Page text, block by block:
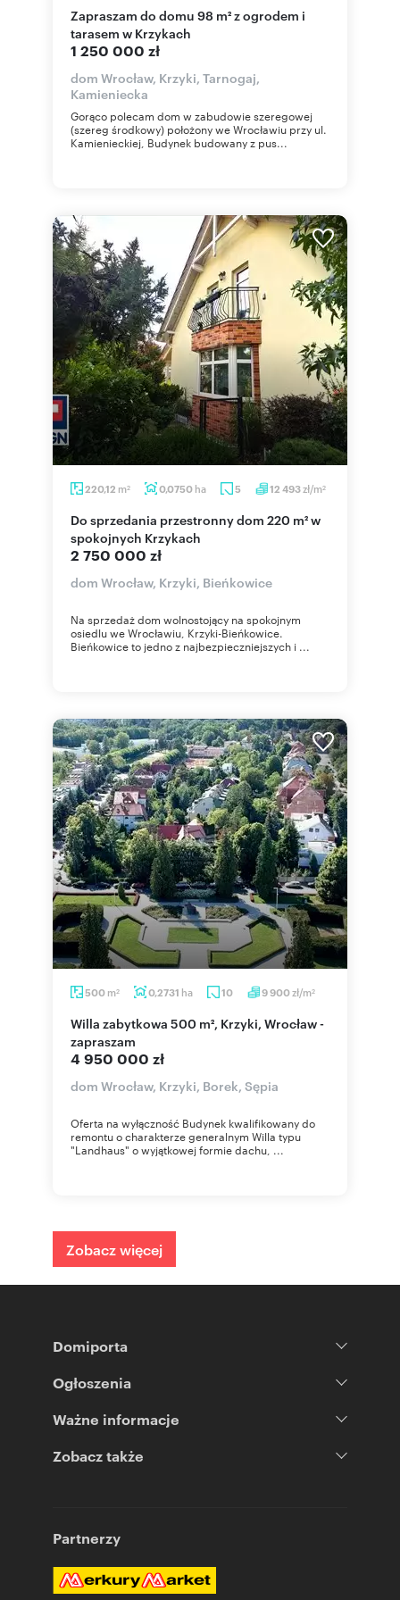
Zapraszam do domu 98 m² z ogrodem i
tarasem w Krzykach
1 250 000 zł
dom Wrocław, Krzyki, Tarnogaj,
Kamieniecka
Gorąco polecam dom w zabudowie szeregowej
(szereg środkowy) położony we Wrocławiu przy ul.
Kamienieckiej, Budynek budowany z pus...
220,12 m2 0,0750 ha 5 12 493zł/m2
Do sprzedania przestronny dom 220 m² w
spokojnych Krzykach
2 750 000 zł
dom Wrocław, Krzyki, Bieńkowice
Na sprzedaż dom wolnostojący na spokojnym
osiedlu we Wrocławiu, Krzyki-Bieńkowice.
Bieńkowice to jedno z najbezpieczniejszych i ...
500 m2 0,2731 ha 10 9 900zł/m2
Willa zabytkowa 500 m², Krzyki, Wrocław -
zapraszam
4 950 000 zł
dom Wrocław, Krzyki, Borek, Sępia
Oferta na wyłączność Budynek kwalifikowany do
remontu o charakterze generalnym Willa typu
"Landhaus" o wyjątkowej formie dachu, ...
Zobacz więcej
Domiporta
Ogłoszenia
Ważne informacje
Zobacz także
Partnerzy